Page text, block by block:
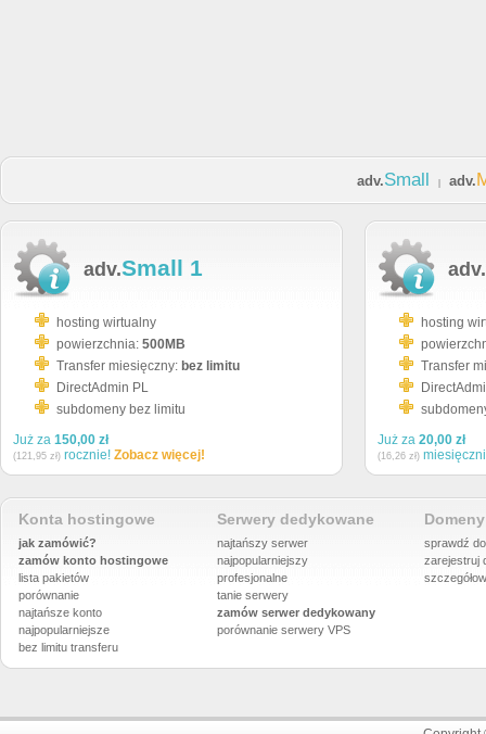
adv.Small adv.
adv.Small 1
hosting wirtualny
powierzchnia: 500MB
Transfer miesięczny: bez limitu
DirectAdmin PL
subdomeny bez limitu
Już za 150,00 zł
(121,95 zł) rocznie! Zobacz więcej!
adv.
hosting
Transfer
Już za 20,00 zł
(16,26 zł)
Konta hostingowe
jak zamówić?
zamów konto hostingowe
lista pakietów
porównanie
najtańsze konto
najpopularniejsze
bez limitu transferu
Serwery dedykowane
najtańszy serwer
najpopularniejszy
profesjonalne
tanie serwery
zamów serwer dedykowany
porównanie serwery VPS
sprawdź
zarejestruj